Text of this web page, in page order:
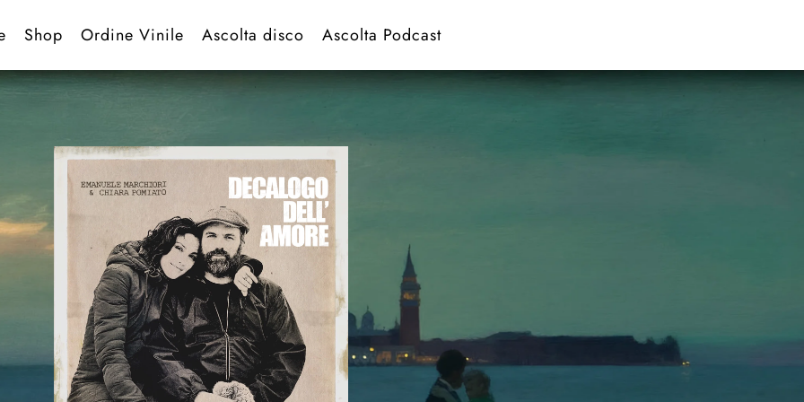
Shop Ordine Vinile Ascolta disco Ascolta Podcast